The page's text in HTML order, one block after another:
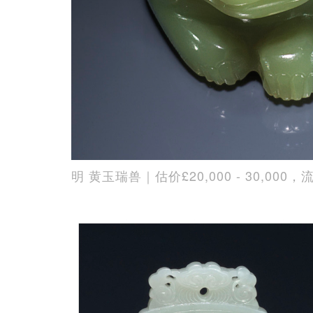
明 黄玉瑞兽｜估价£20,000 - 30,000，